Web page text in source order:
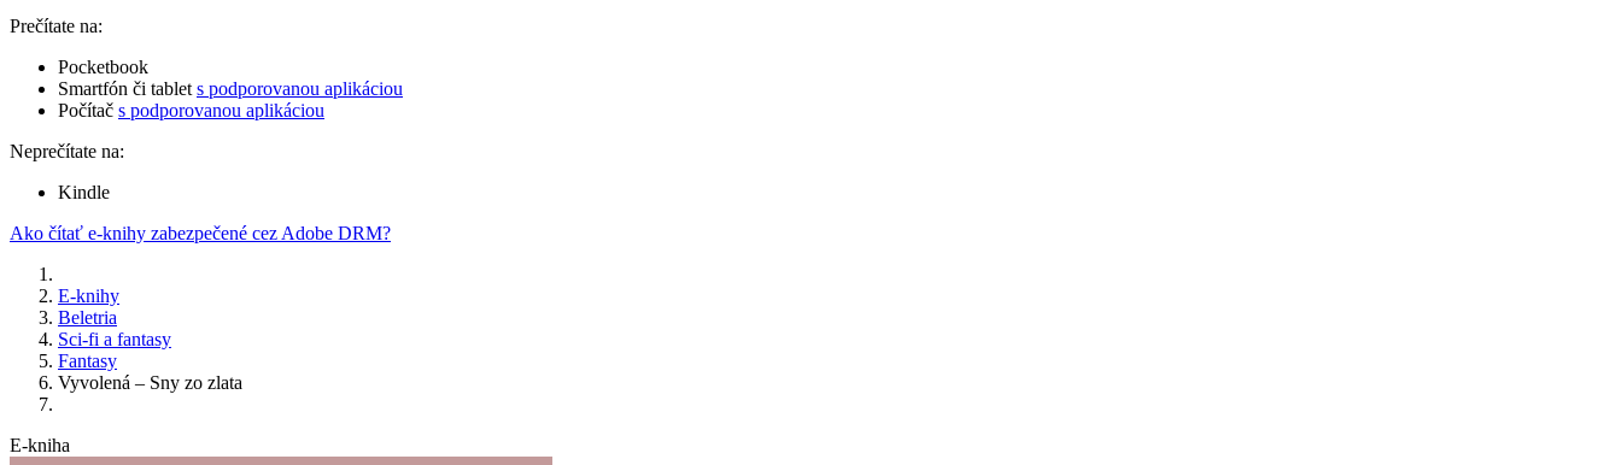
Prečítate na:
Pocketbook
Smartfón či tablet s podporovanou aplikáciou
Počítač s podporovanou aplikáciou
Neprečítate na:
Kindle
Ako čítať e-knihy zabezpečené cez Adobe DRM?
E-knihy
Beletria
Sci-fi a fantasy
Fantasy
Vyvolená – Sny zo zlata
E-kniha